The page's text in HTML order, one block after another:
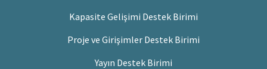
Kapasite Gelişimi Destek Birimi
Proje ve Girişimler Destek Birimi
Yayın Destek Birimi